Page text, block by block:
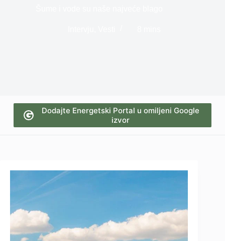
Dodajte Energetski Portal u omiljeni Google
izvor